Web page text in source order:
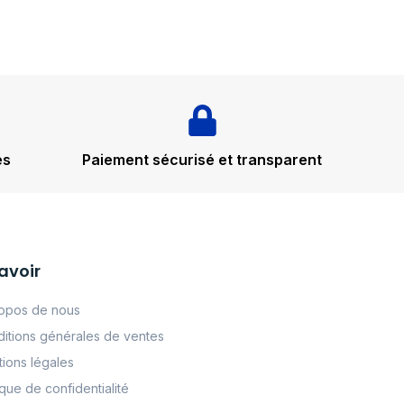
Paiement sécurisé et transparent
de nous
générales de ventes
légales
de confidentialité